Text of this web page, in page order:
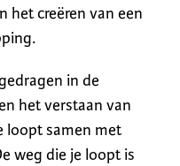
het creëren van een
in de
het verstaan van
loopt samen met
weg die je loopt is